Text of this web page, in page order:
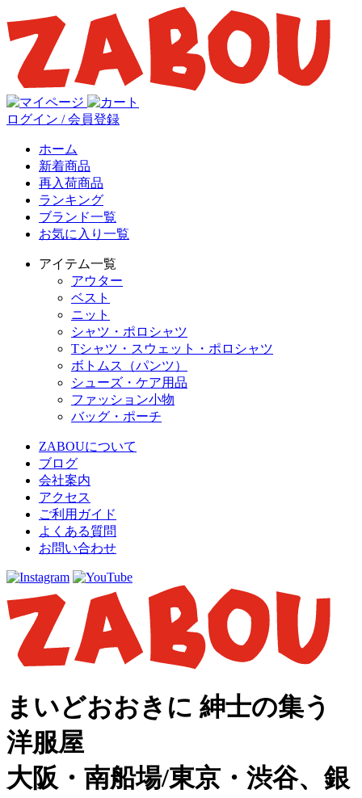
ログイン / 会員登録
ホーム
新着商品
再入荷商品
ランキング
ブランド一覧
お気に入り一覧
アイテム一覧
アウター
ベスト
ニット
シャツ・ポロシャツ
Tシャツ・スウェット・ポロシャツ
ボトムス（パンツ）
シューズ・ケア用品
ファッション小物
バッグ・ポーチ
ZABOUについて
ブログ
会社案内
アクセス
ご利用ガイド
よくある質問
お問い合わせ
まいどおおきに 紳士の集う
洋服屋
大阪・南船場/東京・渋谷、銀